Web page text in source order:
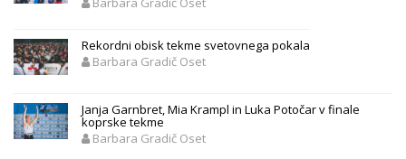
Rekordni obisk tekme svetovnega pokala
Barbara Gradič Oset
Janja Garnbret, Mia Krampl in Luka Potočar v finale
koprske tekme
Barbara Gradič Oset